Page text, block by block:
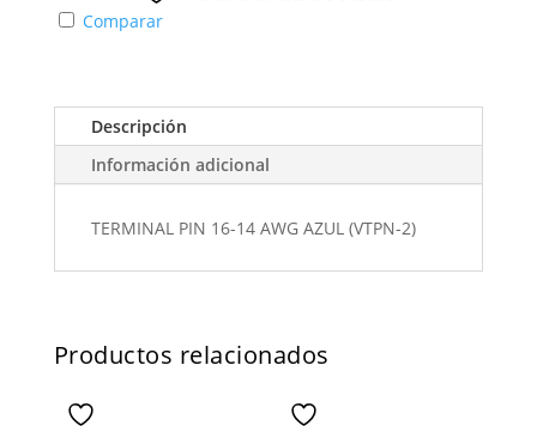
Comparar
Descripción
Información adicional
TERMINAL PIN 16-14 AWG AZUL (VTPN-2)
Productos relacionados